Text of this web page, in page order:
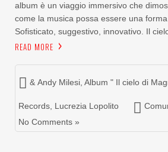
album è un viaggio immersivo che
come la musica possa essere una forma
Sofisticato, suggestivo, innovativo. Il
READ MORE
& Andy Milesi Album " Il cielo di
Records Lucrezia Lopolito
No Comments »